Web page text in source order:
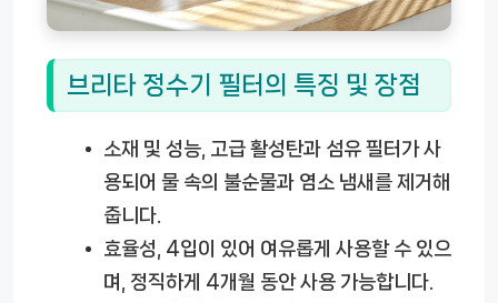
브리타 정수기 필터의 특징 및 장점
소재 및 성능 , 고급 활성탄과 섬유 필터가 사
용되어 물 속의 불순물과 염소 냄새를 제거해
줍니다.
효율성 , 4입이 있어 여유롭게 사용할 수 있으
며, 정직하게 4개월 동안 사용 가능합니다.